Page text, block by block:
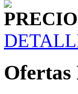
PRECIO
Ofertas